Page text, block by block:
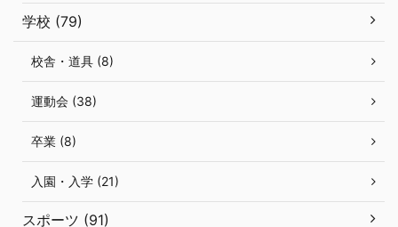
学校 (79)
校舎・道具 (8)
運動会 (38)
卒業 (8)
入園・入学 (21)
スポーツ (91)